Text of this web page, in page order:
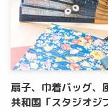
扇子、巾着バッグ、
共和国「スタジオジ